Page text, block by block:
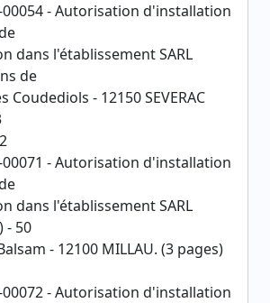
00054 - Autorisation d'installation
dans l'établissement SARL
de
Coudediols - 12150 SEVERAC
00071 - Autorisation d'installation
dans l'établissement SARL
- 50
- 12100 MILLAU. (3 pages)
00072 - Autorisation d'installation